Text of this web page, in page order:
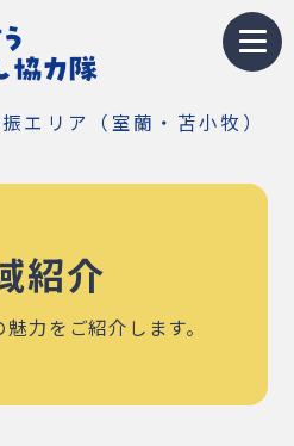
は
エリア（室蘭・苫小牧）
紹介
力をご紹介します。